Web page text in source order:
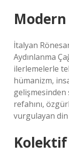
İtalyan
Aydınlanma
ilerlemelerle
hümanizm,
refahını,
vurgulayan din